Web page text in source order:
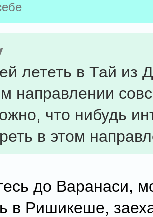
лететь в Тай из
направлении
что нибудь
в этом
до Варанаси,
в Ришикеше,